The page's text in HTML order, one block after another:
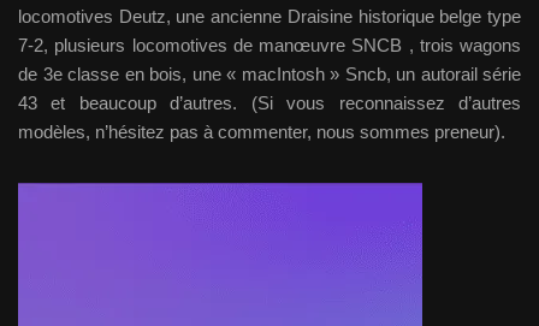
locomotives Deutz, une ancienne Draisine historique belge type
7-2, plusieurs locomotives de manœuvre SNCB , trois wagons
de 3e classe en bois, une « macIntosh » Sncb, un autorail série
43 et beaucoup d’autres. (Si vous reconnaissez d’autres
modèles, n’hésitez pas à commenter, nous sommes preneur).